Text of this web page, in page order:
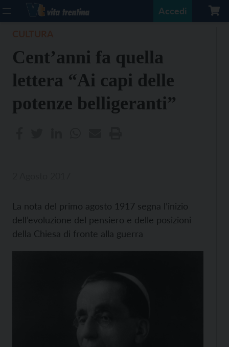
Accedi
Cent’anni fa quella
lettera “Ai capi delle
potenze belligeranti”
La nota del primo agosto 1917 segna l’inizio
dell’evoluzione del pensiero e delle posizioni
della Chiesa di fronte alla guerra